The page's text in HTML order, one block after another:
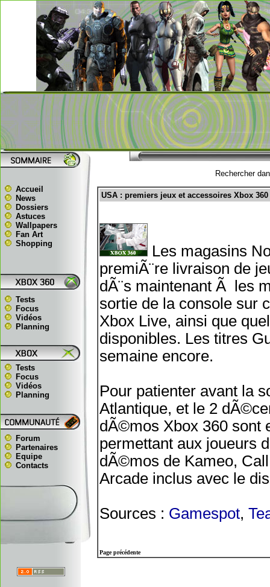
Accueil
News
Dossiers
Astuces
Wallpapers
Fan Art
Shopping
Tests
Focus
Vidéos
Planning
Tests
Focus
Vidéos
Planning
Forum
Partenaires
Equipe
Contacts
Rechercher
USA : premiers jeux et accessoires Xbox
Les magasins
premiÃ¨re livraison de
dÃ¨s maintenant Ã les
sortie de la console sur
Xbox Live, ainsi que
disponibles. Les titres
semaine encore.
Pour patienter avant la
Atlantique, et le 2
dÃ©mos Xbox 360 sont
permettant aux joueurs
dÃ©mos de Kameo,
Arcade inclus avec le
Sources : Gamespot,
Page précédente